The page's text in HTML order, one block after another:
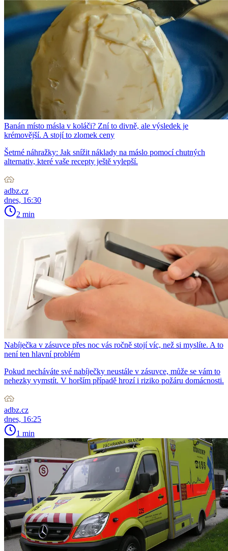
Banán místo másla v koláči? Zní to divně, ale výsledek je
krémovější. A stojí to zlomek ceny
Šetrné náhražky: Jak snížit náklady na máslo pomocí chutných
alternativ, které vaše recepty ještě vylepší.
adbz.cz
dnes, 16:30
2 min
Nabíječka v zásuvce přes noc vás ročně stojí víc, než si myslíte. A to
není ten hlavní problém
Pokud necháváte své nabíječky neustále v zásuvce, může se vám to
nehezky vymstít. V horším případě hrozí i riziko požáru domácnosti.
adbz.cz
dnes, 16:25
1 min